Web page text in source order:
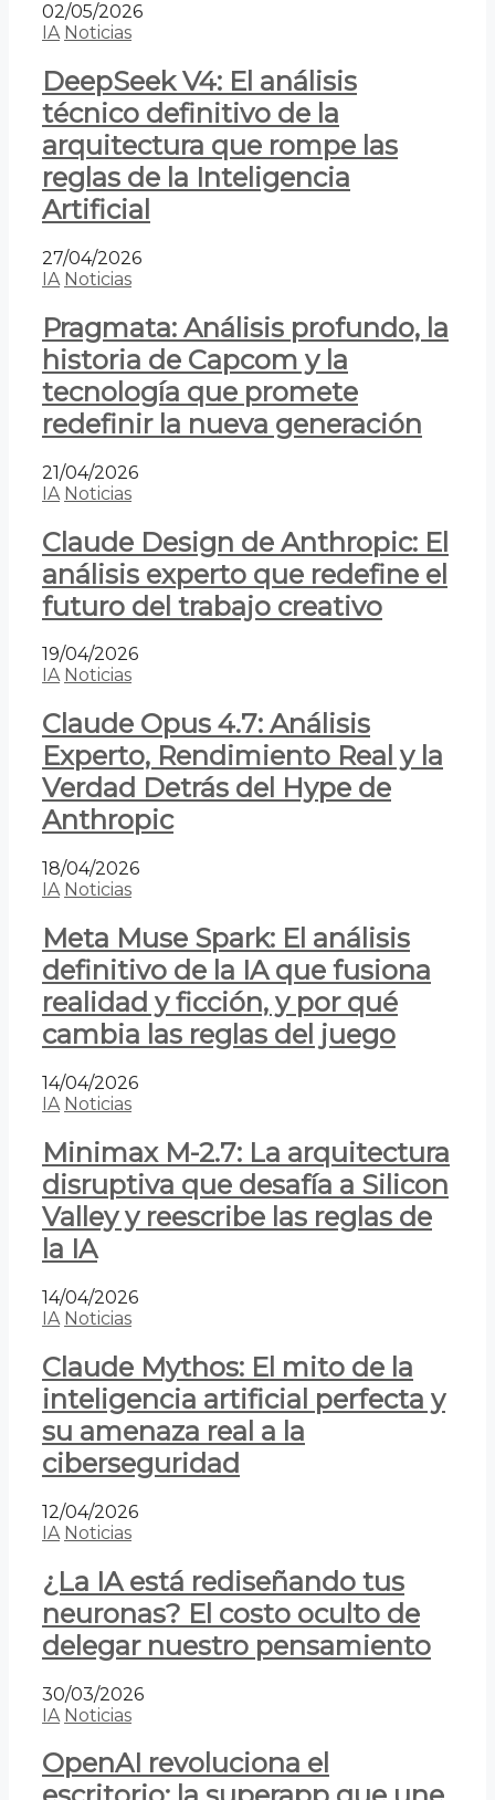
02/05/2026
IA Noticias
DeepSeek V4: El análisis
técnico definitivo de la
arquitectura que rompe las
reglas de la Inteligencia
Artificial
27/04/2026
IA Noticias
Pragmata: Análisis profundo, la
historia de Capcom y la
tecnología que promete
redefinir la nueva generación
21/04/2026
IA Noticias
Claude Design de Anthropic: El
análisis experto que redefine el
futuro del trabajo creativo
19/04/2026
IA Noticias
Claude Opus 4.7: Análisis
Experto, Rendimiento Real y la
Verdad Detrás del Hype de
Anthropic
18/04/2026
IA Noticias
Meta Muse Spark: El análisis
definitivo de la IA que fusiona
realidad y ficción, y por qué
cambia las reglas del juego
14/04/2026
IA Noticias
Minimax M-2.7: La arquitectura
disruptiva que desafía a Silicon
Valley y reescribe las reglas de
la IA
14/04/2026
IA Noticias
Claude Mythos: El mito de la
inteligencia artificial perfecta y
su amenaza real a la
ciberseguridad
12/04/2026
IA Noticias
¿La IA está rediseñando tus
neuronas? El costo oculto de
delegar nuestro pensamiento
30/03/2026
IA Noticias
OpenAI revoluciona el